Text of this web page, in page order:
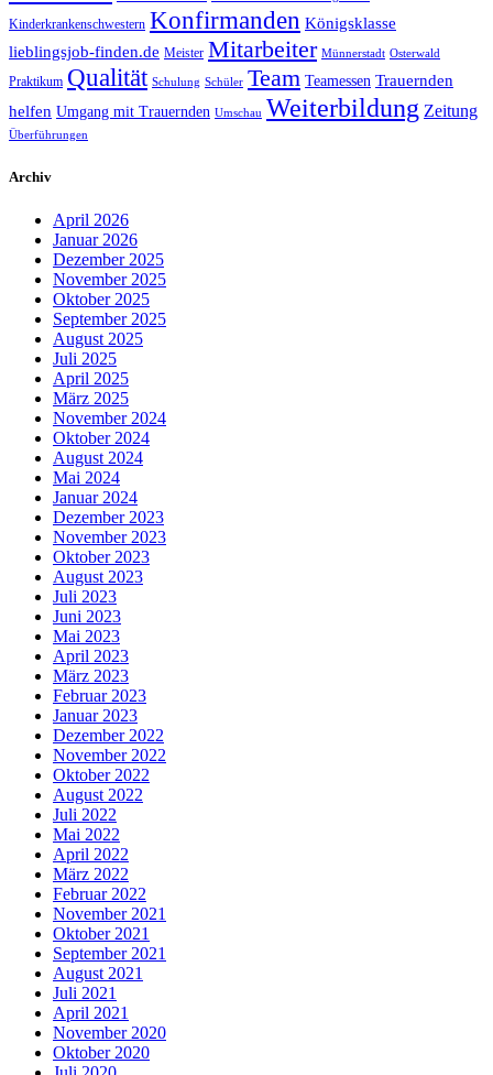
Kinderkrankenschwestern Konfirmanden Königsklasse
lieblingsjob-finden.de Meister Mitarbeiter Münnerstadt Osterwald
Praktikum Qualität Schulung Schüler Team Teamessen Trauernden
helfen Umgang mit Trauernden Umschau Weiterbildung Zeitung
Überführungen
Archiv
April 2026
Januar 2026
Dezember 2025
November 2025
Oktober 2025
September 2025
August 2025
Juli 2025
April 2025
März 2025
November 2024
Oktober 2024
August 2024
Mai 2024
Januar 2024
Dezember 2023
November 2023
Oktober 2023
August 2023
Juli 2023
Juni 2023
Mai 2023
April 2023
März 2023
Februar 2023
Januar 2023
Dezember 2022
November 2022
Oktober 2022
August 2022
Juli 2022
Mai 2022
April 2022
März 2022
Februar 2022
November 2021
Oktober 2021
September 2021
August 2021
Juli 2021
April 2021
November 2020
Oktober 2020